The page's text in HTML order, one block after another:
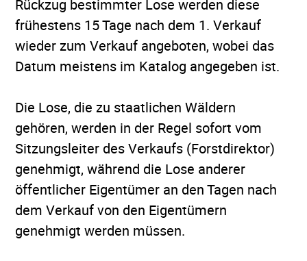
Rückzug bestimmter Lose werden diese
frühestens 15 Tage nach dem 1. Verkauf
wieder zum Verkauf angeboten, wobei das
Datum meistens im Katalog angegeben ist.
Die Lose, die zu staatlichen Wäldern
gehören, werden in der Regel sofort vom
Sitzungsleiter des Verkaufs (Forstdirektor)
genehmigt, während die Lose anderer
öffentlicher Eigentümer an den Tagen nach
dem Verkauf von den Eigentümern
genehmigt werden müssen.